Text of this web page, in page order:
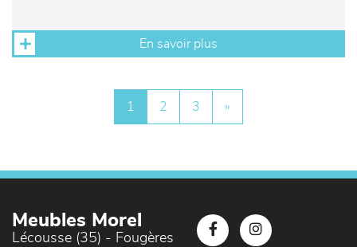
En savoir plus
1 2 3 »
Meubles Morel
Lécousse (35) - Fougères